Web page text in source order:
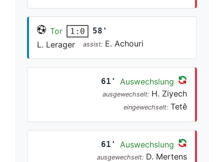
Tor 1:0 58'
L. Lerager assist: E. Achouri
61' Auswechslung
ausgewechselt: H. Ziyech
eingewechselt: Tetê
61' Auswechslung
ausgewechselt: D. Mertens